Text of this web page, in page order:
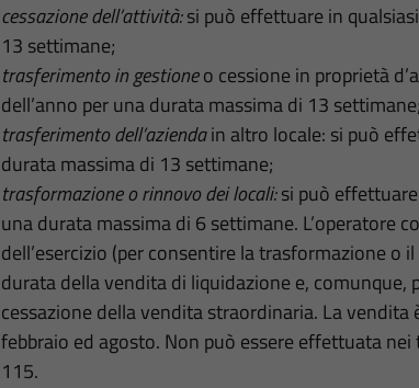
cessazione dell’attività:si può effettuare in
13 settimane;
trasferimento in gestioneo cessione in proprietà
dell’anno per una durata massima di 13 settimane;
trasferimento dell’aziendain altro locale: si può
durata massima di 13 settimane;
trasformazione o rinnovo dei locali:si può effettuare
una durata massima di 6 settimane. L’operatore
dell’esercizio (per consentire la trasformazione o
durata della vendita di liquidazione e,
cessazione della vendita straordinaria. La
febbraio ed agosto. Non può essere effettuata
115.